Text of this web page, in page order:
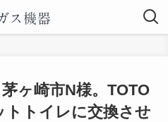
茅ヶ崎市N様。TOTO
トトイレに交換させ